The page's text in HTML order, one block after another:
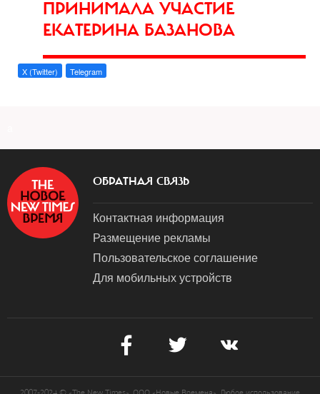
ПРИНИМАЛА УЧАСТИЕ
ЕКАТЕРИНА БАЗАНОВА
X (Twitter) Telegram
ОБРАТНАЯ СВЯЗЬ
Контактная информация
Размещение рекламы
Пользовательское соглашение
Для мобильных устройств